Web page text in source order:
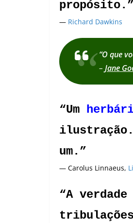
propósito.”
— Richard Dawkins
“O que
– Jane
“Um
ilustração.
um.”
— Carolus Linnaeus,
“A